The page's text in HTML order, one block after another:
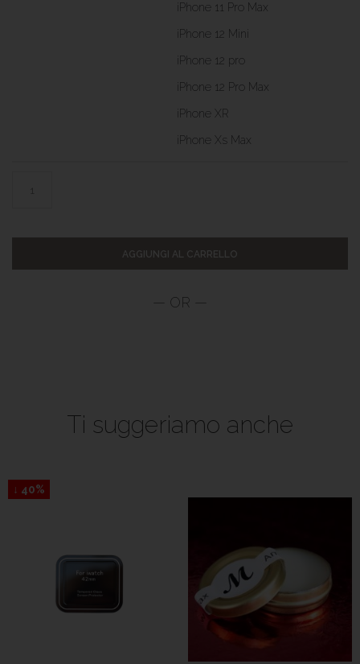
iPhone 11 Pro Max
iPhone 12 Mini
iPhone 12 pro
iPhone 12 Pro Max
iPhone XR
iPhone Xs Max
AGGIUNGI AL CARRELLO
Ti suggeriamo anche
↓ 40%